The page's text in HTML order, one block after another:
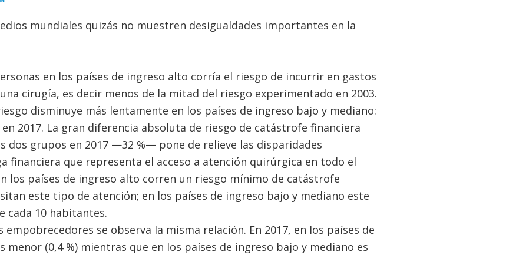
mundiales quizás no muestren desigualdades importantes en la
en los países de ingreso alto corría el riesgo de incurrir en gastos
cirugía, es decir menos de la mitad del riesgo experimentado en 2003.
disminuye más lentamente en los países de ingreso bajo y mediano:
en 2017. La gran diferencia absoluta de riesgo de catástrofe financiera
dos grupos en 2017 —32 %— pone de relieve las disparidades
financiera que representa el acceso a atención quirúrgica en todo el
los países de ingreso alto corren un riesgo mínimo de catástrofe
este tipo de atención; en los países de ingreso bajo y mediano este
cada 10 habitantes.
empobrecedores se observa la misma relación. En 2017, en los países de
menor (0,4 %) mientras que en los países de ingreso bajo y mediano es